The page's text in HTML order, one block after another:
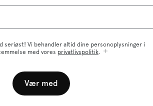
seriøst! Vi behandler altid dine personoplysninger i
med vores privatlivspolitik.
Vær med